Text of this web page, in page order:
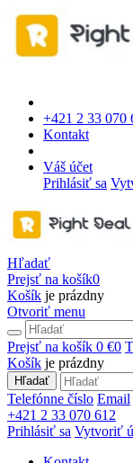
+421 2 33 070
Kontakt
Váš účet
Prihlásiť sa
Hľadať
Prejsť na košík0
Košík je prázdny
Otvoriť menu
Prejsť na košík 0 €0
Košík je prázdny
Hľadať
Telefónne číslo Email
+421 2 33 070 612
Prihlásiť sa Vytvoriť